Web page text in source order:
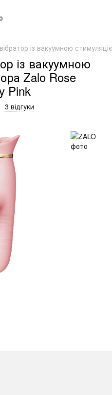
із вакуумною
із вакуумною
Zalo Rose
Pink
3 відгуки